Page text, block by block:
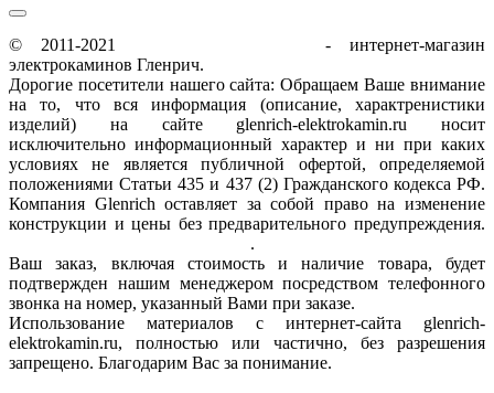
© 2011-2021
- интернет-магазин
электрокаминов Гленрич.
Дорогие посетители нашего сайта: Обращаем Ваше внимание
на то, что вся информация (описание, характренистики
изделий) на сайте glenrich-elektrokamin.ru носит
исключительно информационный характер и ни при каких
условиях не является публичной офертой, определяемой
положениями Статьи 435 и 437 (2) Гражданского кодекса РФ.
Компания Glenrich оставляет за собой право на изменение
конструкции и цены без предварительного предупреждения.
.
Ваш заказ, включая стоимость и наличие товара, будет
подтвержден нашим менеджером посредством телефонного
звонка на номер, указанный Вами при заказе.
Использование материалов с интернет-сайта glenrich-
elektrokamin.ru, полностью или частично, без разрешения
запрещено. Благодарим Вас за понимание.